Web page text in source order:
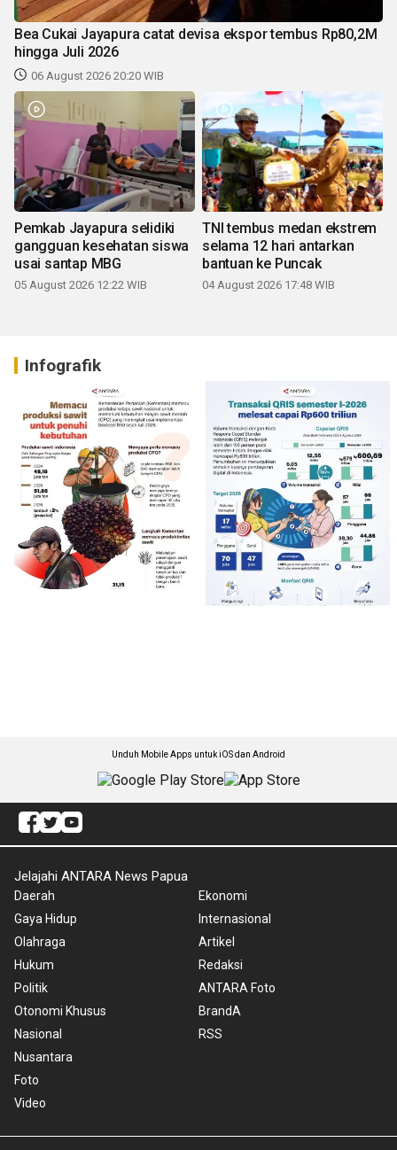
Bea Cukai Jayapura catat devisa ekspor tembus Rp80,2M
hingga Juli 2026
06 August 2026 20:20 WIB
Pemkab Jayapura selidiki
gangguan kesehatan siswa
usai santap MBG
05 August 2026 12:22 WIB
TNI tembus medan ekstrem
selama 12 hari antarkan
bantuan ke Puncak
04 August 2026 17:48 WIB
Infografik
Unduh Mobile Apps untuk iOS dan Android
Jelajahi ANTARA News Papua
Daerah
Gaya Hidup
Olahraga
Hukum
Politik
Otonomi Khusus
Nasional
Nusantara
Foto
Video
Ekonomi
Internasional
Artikel
Redaksi
ANTARA Foto
BrandA
RSS